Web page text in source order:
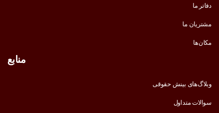
دفاتر ما
مشتریان ما
مکان‌ها
منابع
وبلاگ‌های بینش حقوقی
سوالات متداول